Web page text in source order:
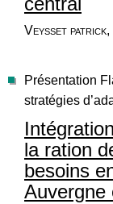
Veysset
Présentation
stratégies
la ration
besoins
Auvergne